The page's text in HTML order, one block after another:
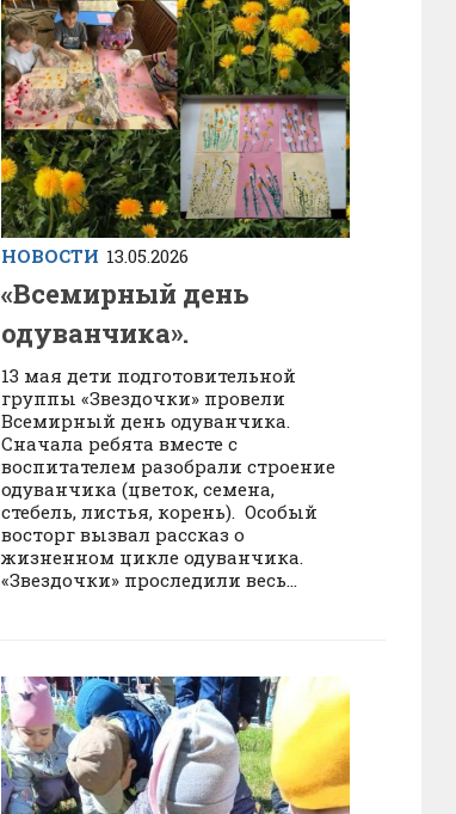
НОВОСТИ 13.05.2026
«Всемирный день
одуванчика».
13 мая дети подготовительной
группы «Звездочки» провели
Всемирный день одуванчика.
Сначала ребята вместе с
воспитателем разобрали строение
одуванчика (цветок, семена,
стебель, листья, корень). Особый
восторг вызвал рассказ о
жизненном цикле одуванчика.
«Звездочки» проследили весь...